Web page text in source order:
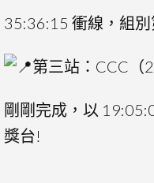
35:36:15 衝線，組別
第三站：CCC（
剛剛完成，以
獎台!